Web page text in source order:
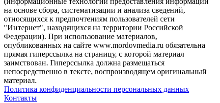
на основе сбора, систематизации и анализа сведений,
относящихся к предпочтениям пользователей сети
"Интернет", находящихся на территории Российской
Федерации). При использование материалов,
опубликованных на сайте www.mordovmedia.ru обязательна
прямая гиперссылка на страницу, с которой материал
заимствован. Гиперссылка должна размещаться
непосредственно в тексте, воспроизводящем оригинальный
материал.
Политика конфиденциальности персональных данных
Контакты